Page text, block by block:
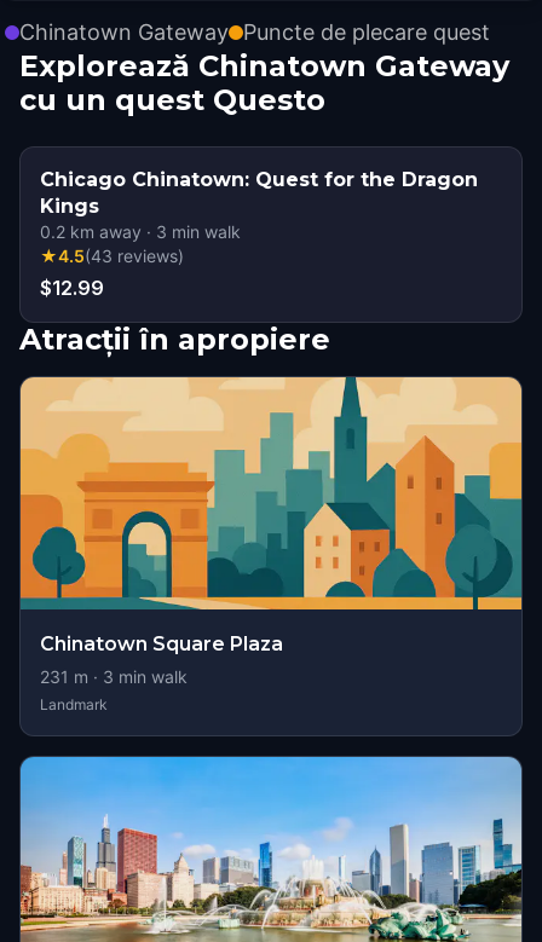
Chinatown Gateway Puncte de plecare quest
Explorează Chinatown Gateway
cu un quest Questo
Chicago Chinatown: Quest for the Dragon
Kings
0.2 km away · 3 min walk
★4.5(43 reviews)
$12.99
Atracții în apropiere
Chinatown Square Plaza
231 m · 3 min walk
Landmark